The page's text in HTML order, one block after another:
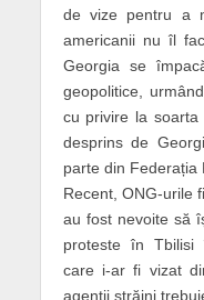
de vize pentru a
americanii nu îl
Georgia se
geopolitice,
cu privire la soarta
desprins de
parte din Federația
Recent, ONG-urile
au fost nevoite să
proteste în Tbilisi
care i-ar fi vizat
agenții străini